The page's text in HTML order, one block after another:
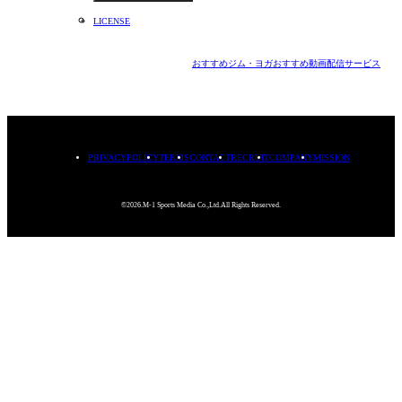
LICENSE
おすすめジム・ヨガおすすめ動画配信サービス
PRIVACYPOLICYTERMSCONTACTRECRUITCOMPANYMISSION
©2026.M-1 Sports Media Co.,Ltd.All Rights Reserved.